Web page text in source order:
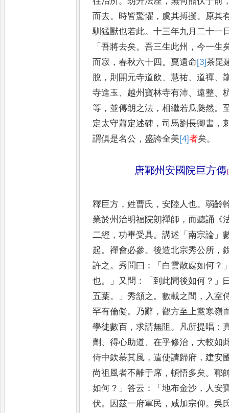
而去。 時皆驚懼 ， 虞其搏攫。
原其
馴猛獸也若此。十三年九月二十一
「吾將去矣。吾三生此州 ，今一生
而寂 ，春秋六十四。稟遺命[3]茶毘
脫 ， 則開元寺道飲、慧祐、道禪、
寺進玉 、 越州寶林寺有沛、遠整、
等 ， 並傳朗之法 ，相繼若瓜瓞然。
定太守蕭定述碑 ，司馬劉長卿書 ，
謂俱是名公 ，盛誇全美[4]者矣。
唐鄆州安國院巨方傳(
釋巨方 ，姓曹氏 ，安陸人也。弱齡
業於州治明福院朗禪師 ，而聽誦 《
二經 ，功畢受具。講述 「南宗論 」
起。禪會必參。後造北宗秀公所 ，
許之。秀問曰 ：「 白雲散處如何 ？
也。」 又問 ：「到此間後如何 ？」
五葉。」秀頷之。數載之間 ， 入室
罕有倫儗。 乃辭 ，觀方至上黨寒嶺
學徒數百 ，求請無阻 。 凡所提唱 ：
劑 、得心助道、在乎修治 ， 大較如
侍中欽慕其風 ，遣使請歸府 ，建安
尚祖風者不離于席 ，頓悟多矣。鄆
如何 ？」答云 ：「地布金沙 ， 人安
伏。 因茲一府軍民 ， 咸加宗仰。吳